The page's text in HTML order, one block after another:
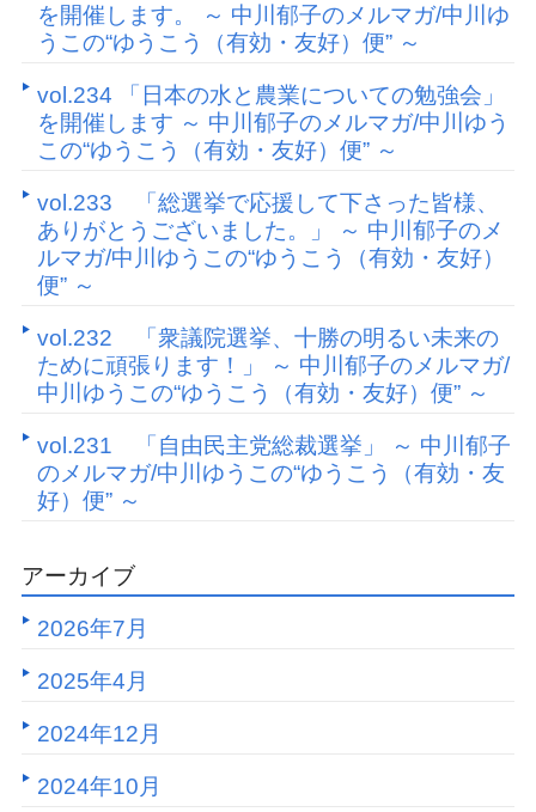
を開催します。 ～ 中川郁子のメルマガ/中川ゆ
うこの“ゆうこう（有効・友好）便” ～
vol.234 「日本の水と農業についての勉強会」
を開催します ～ 中川郁子のメルマガ/中川ゆう
この“ゆうこう（有効・友好）便” ～
vol.233 「総選挙で応援して下さった皆様、
ありがとうございました。」 ～ 中川郁子のメ
ルマガ/中川ゆうこの“ゆうこう（有効・友好）
便” ～
vol.232 「衆議院選挙、十勝の明るい未来の
ために頑張ります！」 ～ 中川郁子のメルマガ/
中川ゆうこの“ゆうこう（有効・友好）便” ～
vol.231 「自由民主党総裁選挙」 ～ 中川郁子
のメルマガ/中川ゆうこの“ゆうこう（有効・友
好）便” ～
アーカイブ
2026年7月
2025年4月
2024年12月
2024年10月